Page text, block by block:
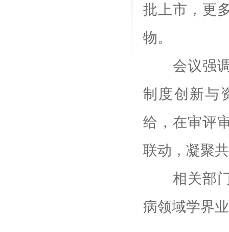
批上市，更
物。
会议强调
制度创新与
给，在审评
联动，凝聚
相关部门
病领域学界